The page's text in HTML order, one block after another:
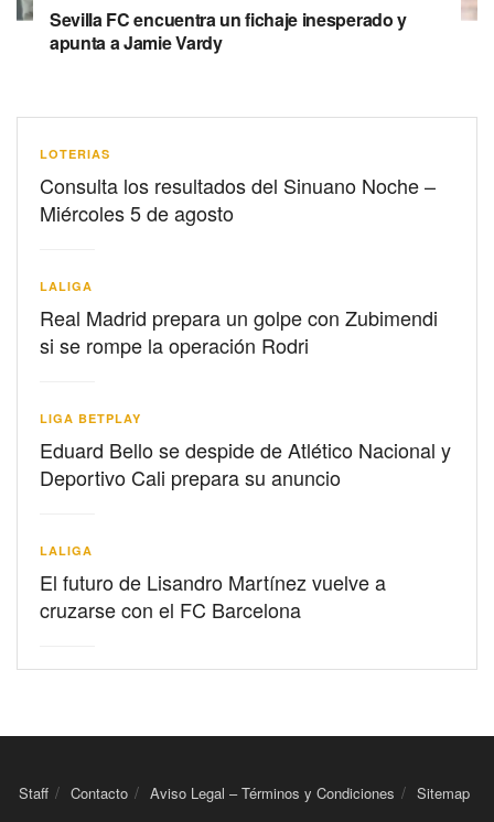
Sevilla FC encuentra un fichaje inesperado y
apunta a Jamie Vardy
LOTERIAS
Consulta los resultados del Sinuano Noche –
Miércoles 5 de agosto
LALIGA
Real Madrid prepara un golpe con Zubimendi
si se rompe la operación Rodri
LIGA BETPLAY
Eduard Bello se despide de Atlético Nacional y
Deportivo Cali prepara su anuncio
LALIGA
El futuro de Lisandro Martínez vuelve a
cruzarse con el FC Barcelona
Staff Contacto Aviso Legal – Términos y Condiciones Sitemap